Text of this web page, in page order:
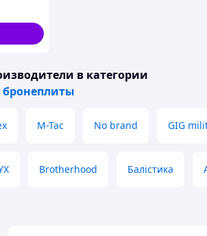
|
XL
в категории
M-Tac No brand GIG
Brotherhood Балістика